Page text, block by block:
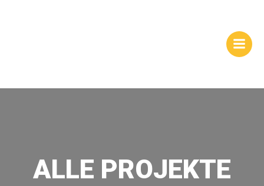
HOMEPAGEGESTALTUNG
ALLE PROJEKTE